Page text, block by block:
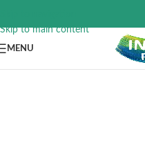
Skip to main content
MENU